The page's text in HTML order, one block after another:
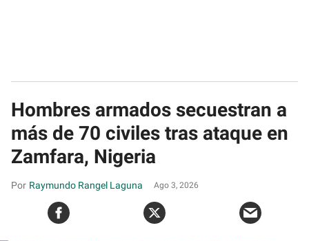
Hombres armados secuestran a
más de 70 civiles tras ataque en
Zamfara, Nigeria
Raymundo Rangel Laguna Ago 3, 2026